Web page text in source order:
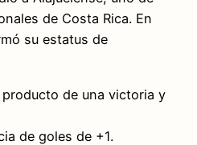
de Costa Rica. En
su estatus de
de una victoria y
de goles de +1.